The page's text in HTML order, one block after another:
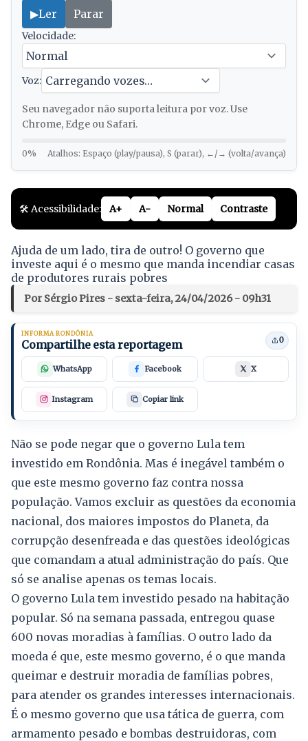
▶Ler Parar
Velocidade:
Voz:
Seu navegador não suporta leitura por voz. Use
Chrome, Edge ou Safari.
0% Atalhos: Espaço (play/pausa), S (parar), ←/→ (volta/avança)
🛠️ Acessibilidade: A+ A- Normal Contraste
Ajuda de um lado, tira de outro! O governo que
investe aqui é o mesmo que manda incendiar casas
de produtores rurais pobres
Por Sérgio Pires - sexta-feira, 24/04/2026 - 09h31
INFORMA RONDÔNIA
Compartilhe esta reportagem 0
WhatsApp Facebook X
Instagram Copiar link
Não se pode negar que o governo Lula tem
investido em Rondônia. Mas é inegável também o
que este mesmo governo faz contra nossa
população. Vamos excluir as questões da economia
nacional, dos maiores impostos do Planeta, da
corrupção desenfreada e das questões ideológicas
que comandam a atual administração do país. Que
só se analise apenas os temas locais.
O governo Lula tem investido pesado na habitação
popular. Só na semana passada, entregou quase
600 novas moradias à famílias. O outro lado da
moeda é que, este mesmo governo, é o que manda
queimar e destruir moradia de famílias pobres,
para atender os grandes interesses internacionais.
É o mesmo governo que usa tática de guerra, com
armamento pesado e bombas destruidoras, com